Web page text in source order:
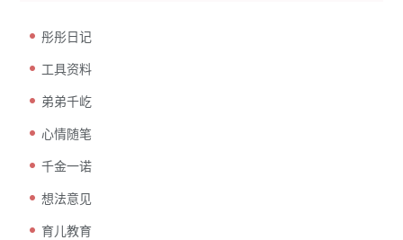
彤彤日记
工具资料
弟弟千屹
心情随笔
千金一诺
想法意见
育儿教育